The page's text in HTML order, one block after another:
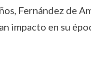
Fernández de
impacto en su